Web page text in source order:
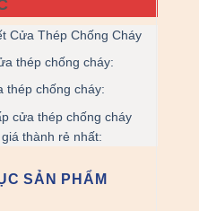
Cửa Thép Chống Cháy
thép chống cháy:
thép chống cháy:
cửa thép chống cháy
thành rẻ nhất:
SẢN PHẨM